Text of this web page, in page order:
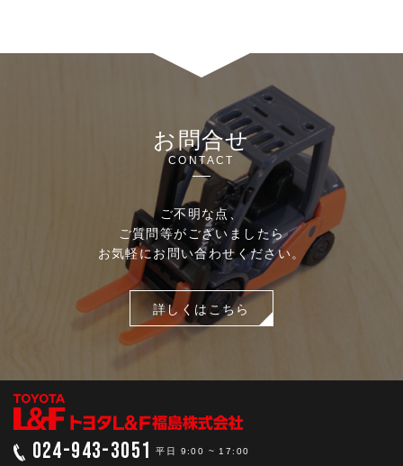
お問合せ
CONTACT
ご不明な点、
ご質問等がございましたら
お気軽にお問い合わせください。
詳しくはこちら
024-943-3051 平日 9:00 ~ 17:00